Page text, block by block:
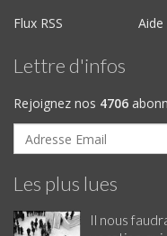
Flux RSS
Aide
Lettre d'infos
Rejoignez nos 4706
Les plus lues
Il nous